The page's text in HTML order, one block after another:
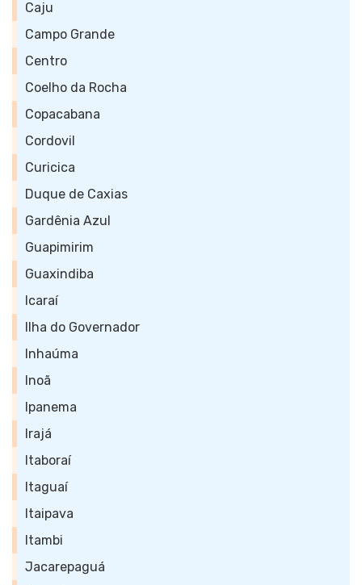
Caju
Campo Grande
Centro
Coelho da Rocha
Copacabana
Cordovil
Curicica
Duque de Caxias
Gardênia Azul
Guapimirim
Guaxindiba
Icaraí
Ilha do Governador
Inhaúma
Inoã
Ipanema
Irajá
Itaboraí
Itaguaí
Itaipava
Itambi
Jacarepaguá